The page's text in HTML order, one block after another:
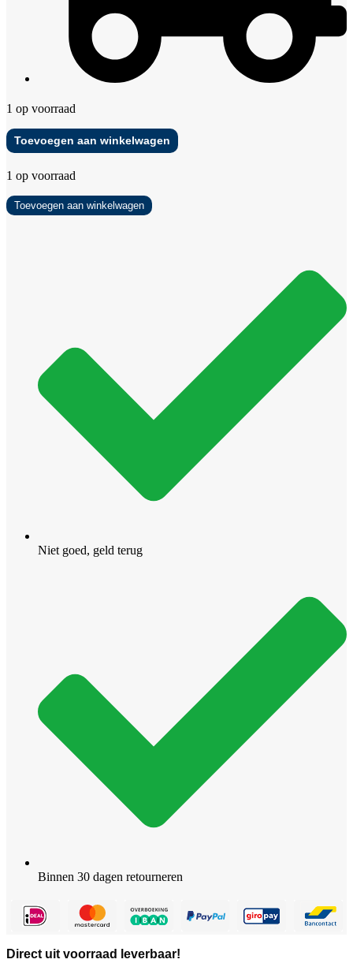
1 op voorraad
Adidas
Match
2026
Toevoegen aan winkelwagen
1 op voorraad
Adidas
Match
Toevoegen aan winkelwagen
Niet goed, geld terug
Binnen 30 dagen retourneren
Direct uit voorraad leverbaar!